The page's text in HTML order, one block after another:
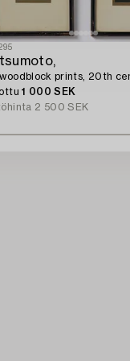
prints, 20th
1 000 SEK
2 500 SEK